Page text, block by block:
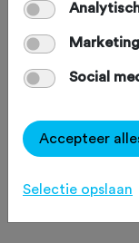
2026
Recreatief
Marketing
Social
Accepteer
Selectie opslaan